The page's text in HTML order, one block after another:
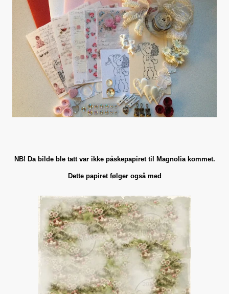
NB! Da bilde ble tatt var ikke påskepapiret til Magnolia kommet.
Dette papiret følger også med